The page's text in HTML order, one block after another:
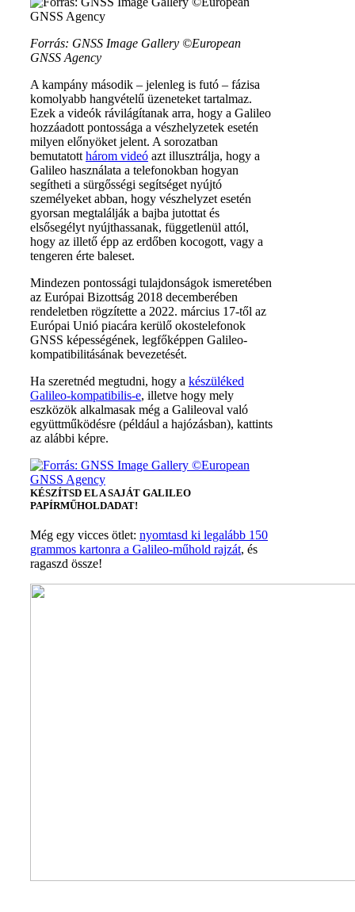
Forrás: GNSS Image Gallery ©European
GNSS Agency
A kampány második – jelenleg is futó – fázisa
komolyabb hangvételű üzeneteket tartalmaz.
Ezek a videók rávilágítanak arra, hogy a Galileo
hozzáadott pontossága a vészhelyzetek esetén
milyen előnyöket jelent. A sorozatban
bemutatott három videó azt illusztrálja, hogy a
Galileo használata a telefonokban hogyan
segítheti a sürgősségi segítséget nyújtó
személyeket abban, hogy vészhelyzet esetén
gyorsan megtalálják a bajba jutottat és
elsősegélyt nyújthassanak, függetlenül attól,
hogy az illető épp az erdőben kocogott, vagy a
tengeren érte baleset.
Mindezen pontossági tulajdonságok ismeretében
az Európai Bizottság 2018 decemberében
rendeletben rögzítette a 2022. március 17-től az
Európai Unió piacára kerülő okostelefonok
GNSS képességének, legfőképpen Galileo-
kompatibilitásának bevezetését.
Ha szeretnéd megtudni, hogy a készüléked
Galileo-kompatibilis-e, illetve hogy mely
eszközök alkalmasak még a Galileoval való
együttműködésre (például a hajózásban), kattints
az alábbi képre.
KÉSZÍTSD EL A SAJÁT GALILEO
PAPÍRMŰHOLDADAT!
Még egy vicces ötlet: nyomtasd ki legalább 150
grammos kartonra a Galileo-műhold rajzát, és
ragaszd össze!